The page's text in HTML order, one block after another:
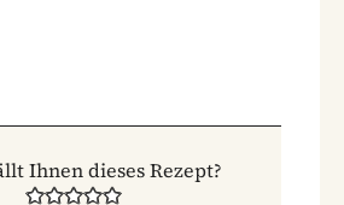
Ihnen dieses Rezept?